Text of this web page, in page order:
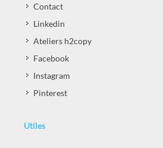
Contact
Linkedin
Ateliers h2copy
Facebook
Instagram
Pinterest
Utiles